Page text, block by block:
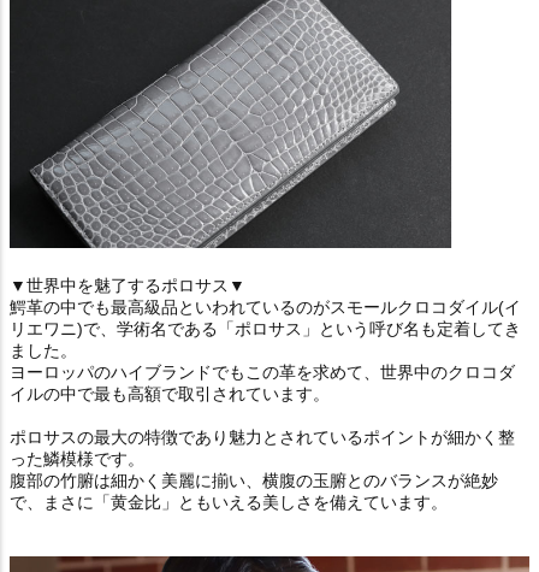
▼世界中を魅了するポロサス▼
鰐革の中でも最高級品といわれているのがスモールクロコダイル(イ
リエワニ)で、学術名である「ポロサス」という呼び名も定着してき
ました。
ヨーロッパのハイブランドでもこの革を求めて、世界中のクロコダ
イルの中で最も高額で取引されています。
ポロサスの最大の特徴であり魅力とされているポイントが細かく整
った鱗模様です。
腹部の竹腑は細かく美麗に揃い、横腹の玉腑とのバランスが絶妙
で、まさに「黄金比」ともいえる美しさを備えています。